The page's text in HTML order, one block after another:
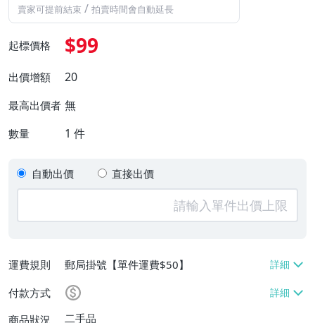
賣家可提前結束 / 拍賣時間會自動延長
起標價格 $99
出價增額 20
最高出價者 無
數量 1 件
自動出價 直接出價
運費規則
郵局掛號【單件運費$50】
付款方式
商品狀況
二手品